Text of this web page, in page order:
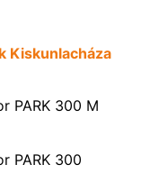
Kiskunlacháza
PARK 300 M
PARK 300